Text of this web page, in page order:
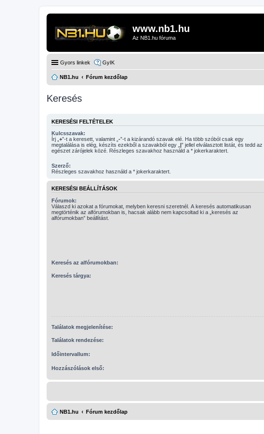
www.nb1.hu
Az NB1.hu fóruma
Gyors linkek GyIK
NB1.hu Fórum kezdőlap
Keresés
KERESÉSI FELTÉTELEK
Kulcsszavak:
Írj „ +”-t a keresett, valamint „ -”-t a kizárandó szavak elé. Ha több szóból csak egy
megtalálása is elég, készíts ezekből a szavakból egy „ |” jellel elválasztott listát, és tedd az
egészet zárójelek közé. Részleges szavakhoz használd a * jokerkaraktert.
Szerző:
Részleges szavakhoz használd a * jokerkaraktert.
KERESÉSI BEÁLLÍTÁSOK
Fórumok:
Válaszd ki azokat a fórumokat, melyben keresni szeretnél. A keresés automatikusan
megtörténik az alfórumokban is, hacsak alább nem kapcsoltad ki a „keresés az
alfórumokban” beállítást.
Keresés az alfórumokban:
Keresés tárgya:
Találatok megjelenítése:
Találatok rendezése:
Időintervallum:
Hozzászólások első:
NB1.hu Fórum kezdőlap